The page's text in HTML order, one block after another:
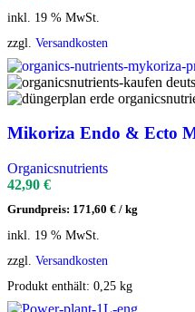
inkl. 19 % MwSt.
zzgl. Versandkosten
Mikoriza Endo & Ecto
Organicsnutrients
42,90 €
Grundpreis: 171,60 € / kg
inkl. 19 % MwSt.
zzgl. Versandkosten
Produkt enthält: 0,25 kg